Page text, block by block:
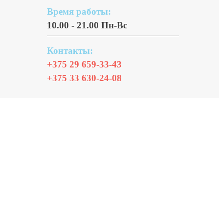
Время работы:
10.00 - 21.00 Пн-Вс
Контакты:
+375 29 659-33-43
+375 33 630-24-08